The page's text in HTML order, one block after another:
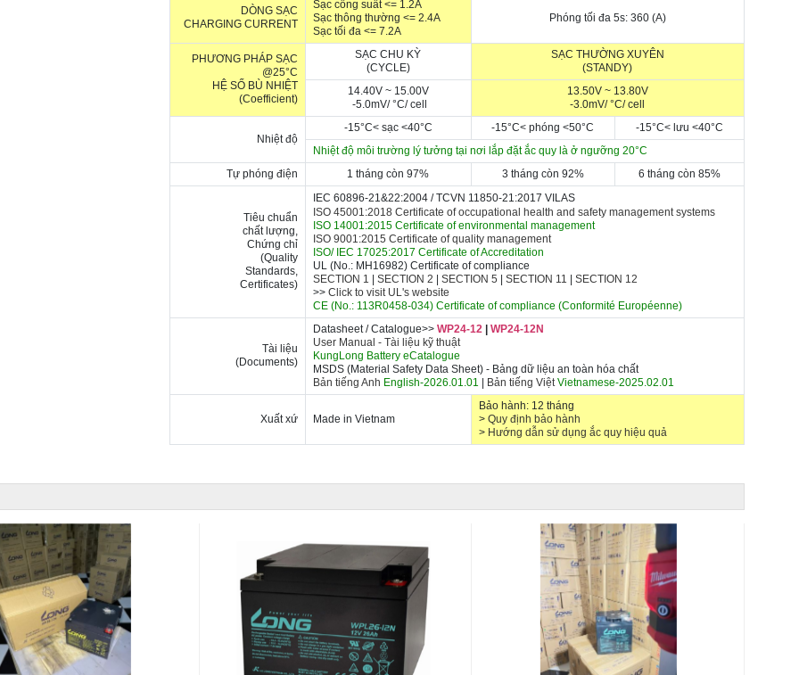
DÒNG SẠC
CHARGING CURRENT
Sạc công suất <= 1.2A
Sạc thông thường <= 2.4A
Sạc tối đa <= 7.2A
Phóng tối đa 5s: 360 (A)
PHƯƠNG PHÁP SẠC
@25°C
HỆ SỐ BÙ NHIỆT
(Coefficient)
SẠC CHU KỲ
(CYCLE)
SẠC THƯỜNG XUYÊN
(STANDY)
14.40V ~ 15.00V
-5.0mV/°C/ cell
13.50V ~ 13.80V
-3.0mV/°C/ cell
Nhiệt độ
-15°C< sạc <40°C -15°C< phóng<50°C -15°C< lưu <40°C
Nhiệt độ môi trường lý tưởng tại nơi lắp đặt ắc quy là ở ngưỡng 20°C
Tự phóng điện
1 tháng còn 97% 3 tháng còn 92% 6 tháng còn 85%
Tiêu chuẩn
chất lượng,
Chứng chỉ
(Quality
Standards,
Certificates)
IEC 60896-21&22:2004 /TCVN 11850-21:2017 VILAS
ISO 45001:2018 Certificate of occupational health and safety management systems
ISO 14001:2015 Certificate of environmental management
ISO 9001:2015 Certificate of quality management
ISO/ IEC 17025:2017 Certificate of Accreditation
UL (No.: MH16982) Certificate of compliance
SECTION 1
SECTION 2 SECTION 5 SECTION 11
SECTION 12
>> Click to visit UL's website
CE (No.: 113R0458-034) Certificate of compliance (Conformité Européenne)
Tài liệu
(Documents)
Datasheet / Catalogue>> WP24-12| WP24-12N
User Manual - Tài liệu kỹ thuật
KungLong Battery eCatalogue
MSDS (Material Safety Data Sheet) - Bảng dữ liệu an toàn hóa chất
Bản tiếng Anh English-2026.01.01 Bản tiếng ViệtVietnamese-2025.02.01
Xuất xứ Made in Vietnam
Bảo hành: 12 tháng
> Quy định bảo hành
> Hướng dẫn sử dụng ắc quy hiệu quả